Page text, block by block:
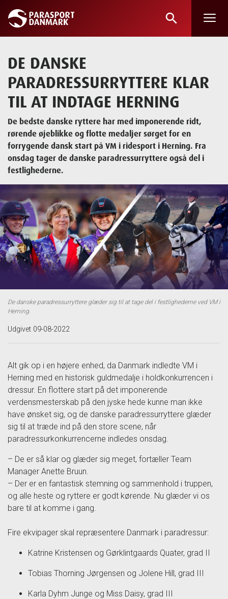
Skip
to
content
search
DE DANSKE
PARADRESSURRYTTERE KLAR
TIL AT INDTAGE HERNING
De bedste danske ryttere har med imponerende ridt,
rørende øjeblikke og flotte medaljer sørget for en
forrygende dansk start på VM i ridesport i Herning. Fra
onsdag tager de danske paradressurryttere også del i
festlighederne.
De danske paradressurryttere glæder sig til at tage del i festlighederne ved VM i
Herning.
Udgivet 09-08-2022
Alt gik op i en højere enhed, da Danmark indledte VM i
Herning med en historisk guldmedalje i holdkonkurrencen i
dressur. En flottere start på det imponerende
verdensmesterskab på den jyske hede kunne man ikke
have ønsket sig, og de danske paradressurryttere glæder
sig til at træde ind på den store scene, når
paradressurkonkurrencerne indledes onsdag.
– De er så klar og glæder sig meget, fortæller Team
Manager Anette Bruun.
– Der er en fantastisk stemning og sammenhold i truppen,
og alle heste og ryttere er godt kørende. Nu glæder vi os
bare til at komme i gang.
Fire ekvipager skal repræsentere Danmark i paradressur:
Katrine Kristensen og Gørklintgaards Quater, grad II
Tobias Thorning Jørgensen og Jolene Hill, grad III
Karla Dyhm Junge og Miss Daisy, grad III